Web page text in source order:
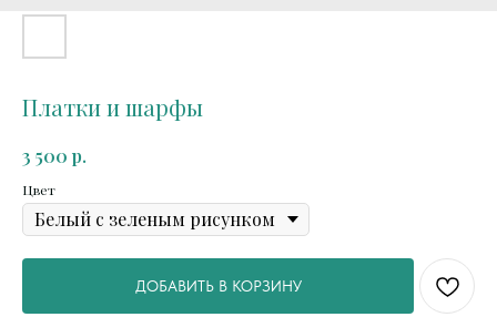
Платки и шарфы
3 500 р.
Цвет
ДОБАВИТЬ В КОРЗИНУ